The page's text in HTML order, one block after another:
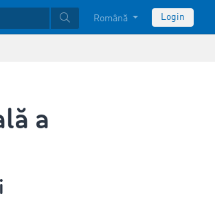
Română Login
a